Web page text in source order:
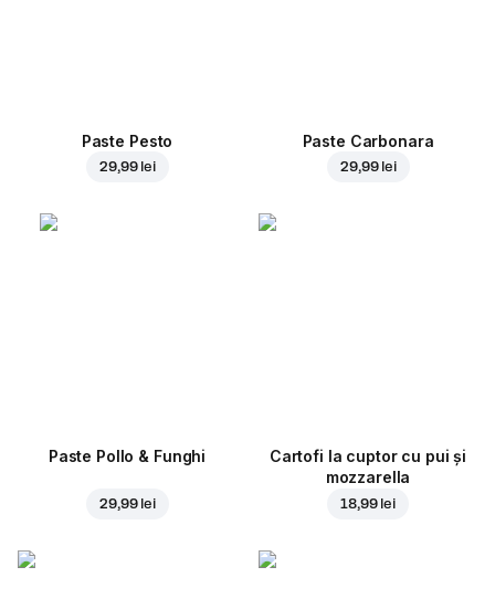
Paste Pesto
29,99 lei
Paste Carbonara
29,99 lei
Paste Pollo & Funghi
29,99 lei
Cartofi la cuptor cu pui și
mozzarella
18,99 lei